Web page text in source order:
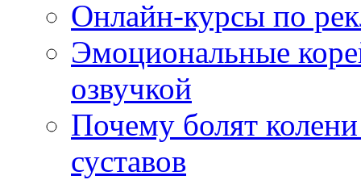
Онлайн-курсы по
Эмоциональные
озвучкой
Почему болят
суставов